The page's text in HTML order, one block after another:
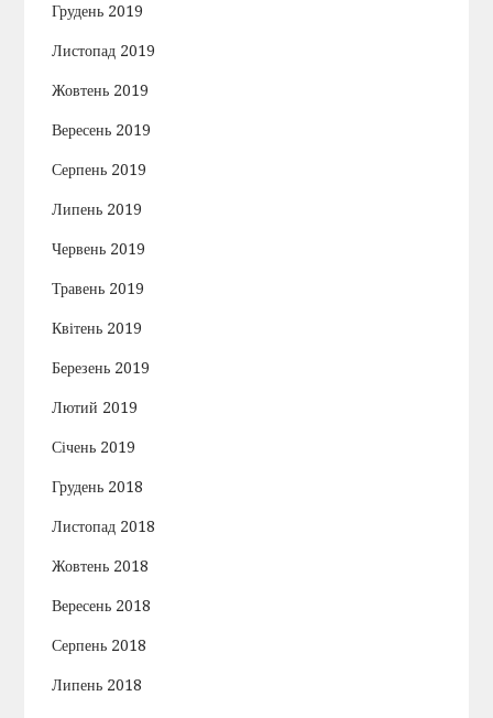
Грудень 2019
Листопад 2019
Жовтень 2019
Вересень 2019
Серпень 2019
Липень 2019
Червень 2019
Травень 2019
Квітень 2019
Березень 2019
Лютий 2019
Січень 2019
Грудень 2018
Листопад 2018
Жовтень 2018
Вересень 2018
Серпень 2018
Липень 2018